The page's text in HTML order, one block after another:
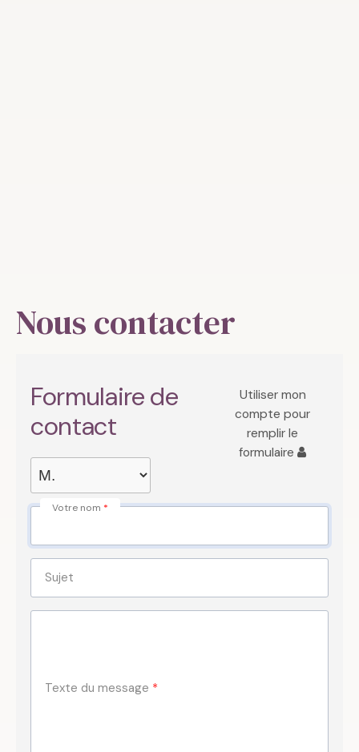
Nous contacter
Utiliser mon
compte pour
remplir le
formulaire
Formulaire de
contact
Votre nom
Sujet
Texte du message